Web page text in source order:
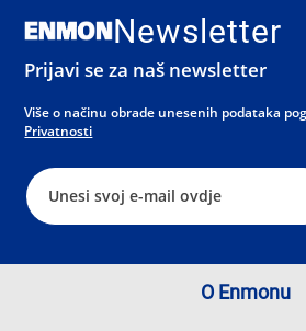
Newsletter
Prijavi se za naš newsletter
Više o načinu obrade unesenih podataka
Privatnosti
O Enmonu